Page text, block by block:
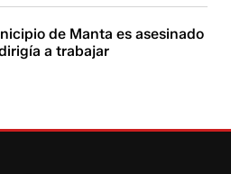
de Manta es asesinado
a trabajar